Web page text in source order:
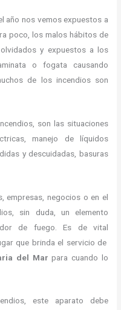
año nos vemos expuestos a
poco, los malos hábitos de
y expuestos a los
o fogata causando
de los incendios son
son las situaciones
manejo de líquidos
y descuidadas, basuras
empresas, negocios o en el
sin duda, un elemento
de fuego. Es de vital
que brinda el servicio de
del Marpara cuando lo
este aparato debe